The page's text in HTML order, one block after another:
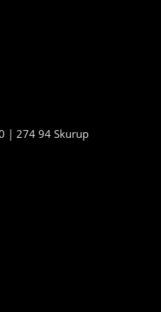
| 274 94 Skurup